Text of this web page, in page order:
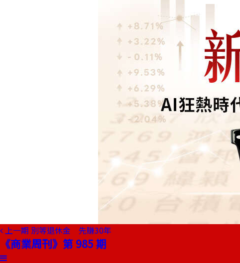
上一期 別等退休金 先賺30年
《商業周刊》第 985 期